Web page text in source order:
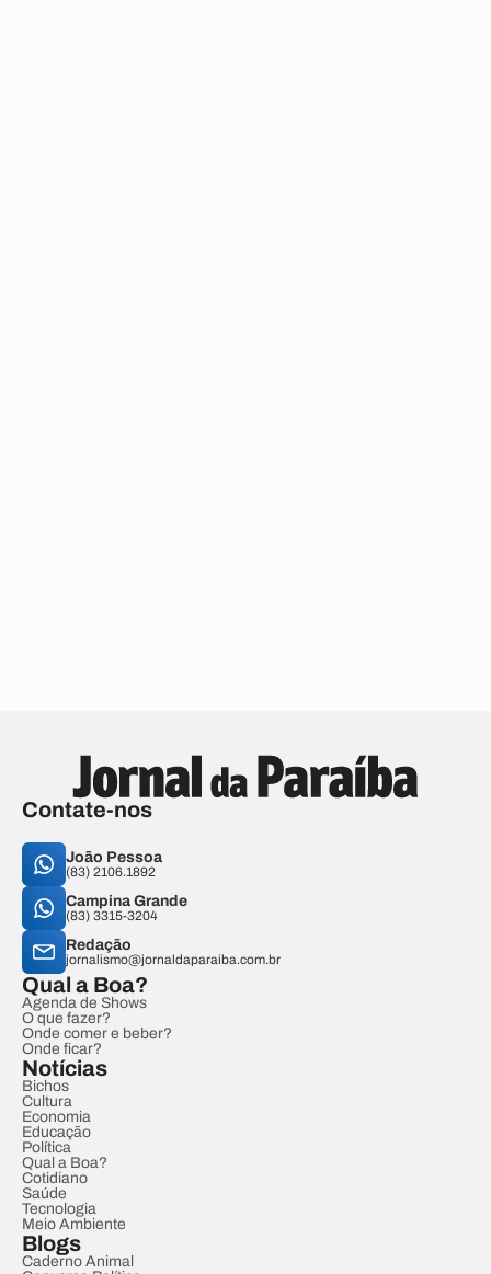
Contate-nos
João Pessoa
(83) 2106.1892
Campina Grande
(83) 3315-3204
Redação
jornalismo@jornaldaparaiba.com.br
Qual a Boa?
Agenda de Shows
O que fazer?
Onde comer e beber?
Onde ficar?
Notícias
Bichos
Cultura
Economia
Educação
Política
Qual a Boa?
Cotidiano
Saúde
Tecnologia
Meio Ambiente
Blogs
Caderno Animal